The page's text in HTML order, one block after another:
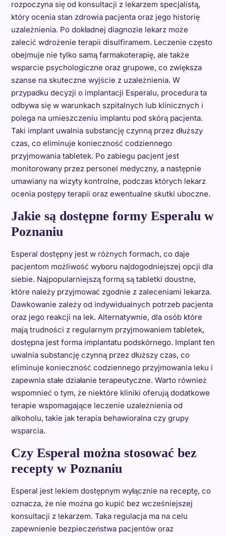
rozpoczyna się od konsultacji z lekarzem specjalistą,
który ocenia stan zdrowia pacjenta oraz jego historię
uzależnienia. Po dokładnej diagnozie lekarz może
zalecić wdrożenie terapii disulfiramem. Leczenie często
obejmuje nie tylko samą farmakoterapię, ale także
wsparcie psychologiczne oraz grupowe, co zwiększa
szanse na skuteczne wyjście z uzależnienia. W
przypadku decyzji o implantacji Esperalu, procedura ta
odbywa się w warunkach szpitalnych lub klinicznych i
polega na umieszczeniu implantu pod skórą pacjenta.
Taki implant uwalnia substancję czynną przez dłuższy
czas, co eliminuje konieczność codziennego
przyjmowania tabletek. Po zabiegu pacjent jest
monitorowany przez personel medyczny, a następnie
umawiany na wizyty kontrolne, podczas których lekarz
ocenia postępy terapii oraz ewentualne skutki uboczne.
Jakie są dostępne formy Esperalu w
Poznaniu
Esperal dostępny jest w różnych formach, co daje
pacjentom możliwość wyboru najdogodniejszej opcji dla
siebie. Najpopularniejszą formą są tabletki doustne,
które należy przyjmować zgodnie z zaleceniami lekarza.
Dawkowanie zależy od indywidualnych potrzeb pacjenta
oraz jego reakcji na lek. Alternatywnie, dla osób które
mają trudności z regularnym przyjmowaniem tabletek,
dostępna jest forma implantatu podskórnego. Implant ten
uwalnia substancję czynną przez dłuższy czas, co
eliminuje konieczność codziennego przyjmowania leku i
zapewnia stałe działanie terapeutyczne. Warto również
wspomnieć o tym, że niektóre kliniki oferują dodatkowe
terapie wspomagające leczenie uzależnienia od
alkoholu, takie jak terapia behawioralna czy grupy
wsparcia.
Czy Esperal można stosować bez
recepty w Poznaniu
Esperal jest lekiem dostępnym wyłącznie na receptę, co
oznacza, że nie można go kupić bez wcześniejszej
konsultacji z lekarzem. Taka regulacja ma na celu
zapewnienie bezpieczeństwa pacjentów oraz